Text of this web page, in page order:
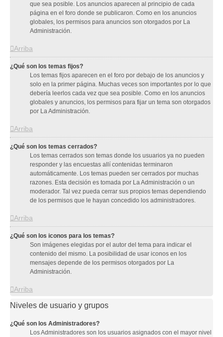
que sea posible. Los anuncios aparecen al principio de cada
página en el foro donde se publicaron. Como en los anuncios
globales, los permisos para anuncios son otorgados por La
Administración.
Arriba
¿Qué son los temas fijos?
Los temas fijos aparecen en el foro por debajo de los anuncios y
solo en la primer página. Muchas veces son importantes por lo que
debería leerlos cada vez que sea posible. Como en los anuncios
globales y anuncios, los permisos para fijar un tema son otorgados
por La Administración.
Arriba
¿Qué son los temas cerrados?
Los temas cerrados son temas donde los usuarios ya no pueden
responder y las encuestas allí contenidas terminaron
automáticamente. Los temas pueden ser cerrados por muchas
razones. Esta decisión es tomada por La Administración o un
moderador. Tal vez pueda cerrar sus propios temas dependiendo
de los permisos que le hayan concedido los administradores.
Arriba
¿Qué son los iconos para los temas?
Son imágenes elegidas por el autor del tema para indicar el
contenido del mismo. La posibilidad de usar iconos en los
mensajes depende de los permisos otorgados por La
Administración.
Arriba
Niveles de usuario y grupos
¿Qué son los Administradores?
Los Administradores son los usuarios asignados con el mayor nivel